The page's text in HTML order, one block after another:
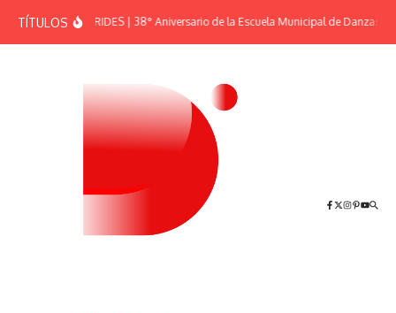
TÍTULOSEFEMÉRIDES | 38° Aniversario de la Escuela Municipal de Danzas “El